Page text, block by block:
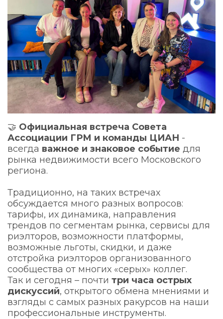
🤝 Официальная встреча Совета
Ассоциации ГРМ и команды ЦИАН -
всегда важное и знаковое событие для
рынка недвижимости всего Московского
региона.
Традиционно, на таких встречах
обсуждается много разных вопросов:
тарифы, их динамика, направления
трендов по сегментам рынка, сервисы для
риэлторов, возможности платформы,
возможные льготы, скидки, и даже
отстройка риэлторов организованного
сообщества от многих «серых» коллег.
Так и сегодня – почти три часа острых
дискуссий, открытого обмена мнениями и
взгляды с самых разных ракурсов на наши
профессиональные инструменты.